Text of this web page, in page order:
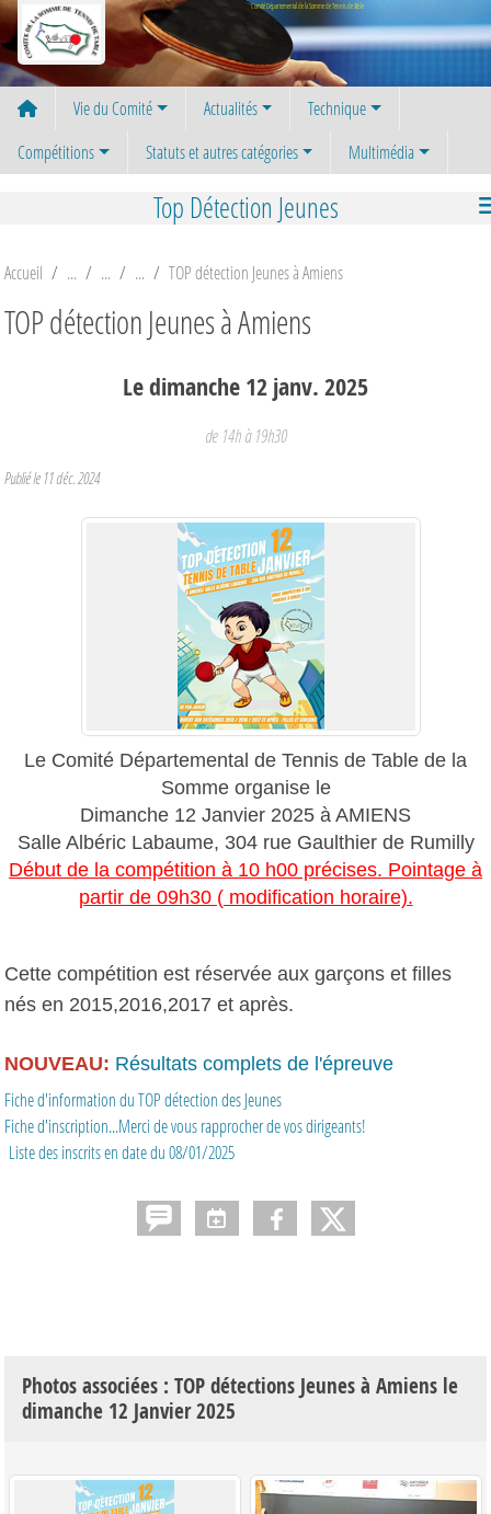
Comité Départemental de la Somme de Tennis de Table
Vie du Comité Actualités
Technique
Compétitions
Statuts et autres catégories Multimédia
Top Détection Jeunes
Accueil TOP détection Jeunes à Amiens
TOP détection Jeunes à Amiens
Ledimanche12janv.2025
de 14h à 19h30
Publié le 11 déc. 2024
Le Comité Départemental de Tennis de Table de la
Somme organise le
Dimanche 12 Janvier 2025 à AMIENS
Salle Albéric Labaume, 304 rue Gaulthier de Rumilly
Début de la compétition à 10 h00 précises. Pointage à
partir de 09h30 ( modification horaire).
Cette compétition est réservée aux garçons et filles
nés en 2015,2016,2017 et après.
NOUVEAU: Résultats complets de l'épreuve
Fiche d'information du TOP détection des Jeunes
Fiche d'inscription...Merci de vous rapprocher de vos dirigeants!
Liste des inscrits en date du 08/01/2025
Photos associées : TOP détections Jeunes à Amiens le
dimanche 12 Janvier 2025
Panneau de gestion des cookies